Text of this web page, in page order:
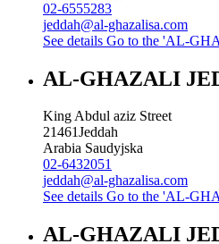
02-6555283
jeddah@al-ghazalisa.com
See details Go to the 'AL-
AL-GHAZALI
King Abdul aziz Street
21461Jeddah
Arabia Saudyjska
02-6432051
jeddah@al-ghazalisa.com
See details Go to the 'AL-
AL-GHAZALI